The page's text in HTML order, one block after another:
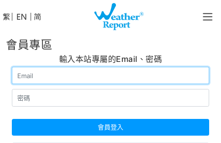
會員專區
輸入本站專屬的Email、密碼
會員登入